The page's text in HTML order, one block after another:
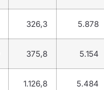
326,3 5.878
375,8 5.154
1.126,8 5.484